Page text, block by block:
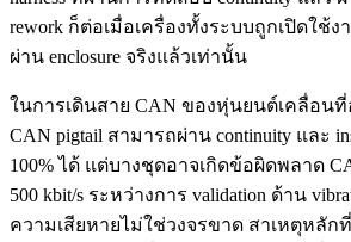
rework ก็ต่อเมื่อเครื่องทั้งระบบถูกเปิดใช้ง
ผ่าน enclosure จริงแล้วเท่านั้น
ในการเดินสาย CAN ของหุ่นยนต์เคลื่อน
CAN pigtail สามารถผ่าน continuity และ
100% ได้ แต่บางชุดอาจเกิดข้อผิดพลาด
500 kbit/s ระหว่างการ validation ด้าน
ความเสียหายไม่ใช่วงจรขาด สาเหตุหลัก